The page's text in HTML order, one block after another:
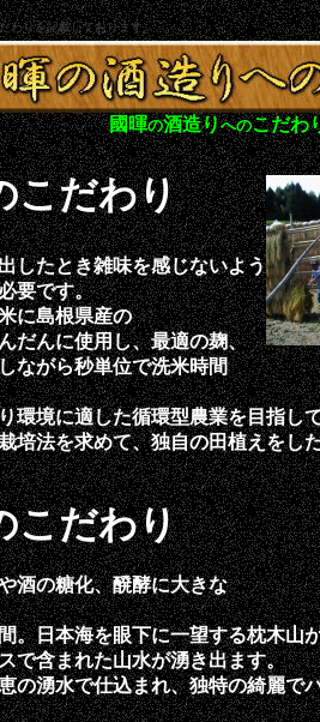
こだわり
したとき雑味を感じないよう
要です。
に島根県産の
だんに使用し、最適の麹、
ながら秒単位で洗米時間
境に適した循環型農業を目指し
培法を求めて、独自の田植えをし
こだわり
の糖化、醗酵に大きな
日本海を眼下に一望する枕木山
で含まれた山水が湧き出ます。
湧水で仕込まれ、独特の綺麗で
わりを記載しております。
國暉の酒造りへのこだわ